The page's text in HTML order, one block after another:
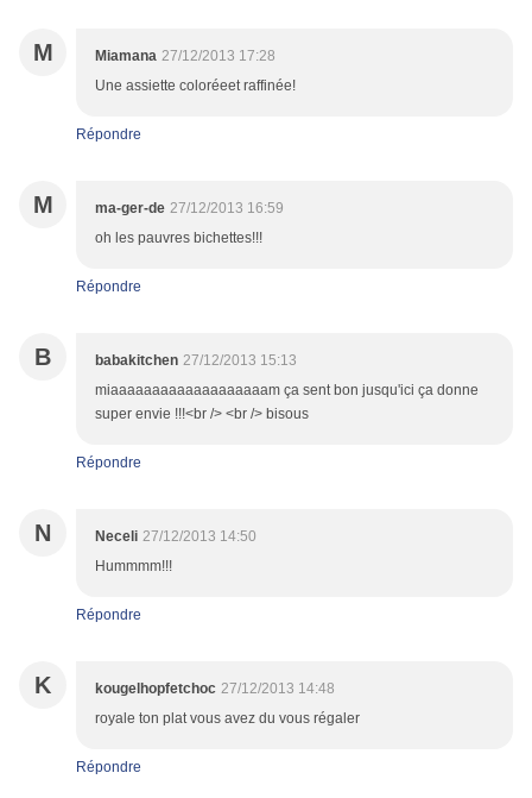
M Miamana 27/12/2013 17:28
Une assiette coloréeet raffinée!
Répondre
M ma-ger-de 27/12/2013 16:59
oh les pauvres bichettes!!!
Répondre
B babakitchen 27/12/2013 15:13
miaaaaaaaaaaaaaaaaaaam ça sent bon jusqu'ici ça donne
super envie !!!<br /> <br /> bisous
Répondre
N Neceli 27/12/2013 14:50
Hummmm!!!
Répondre
K kougelhopfetchoc 27/12/2013 14:48
royale ton plat vous avez du vous régaler
Répondre